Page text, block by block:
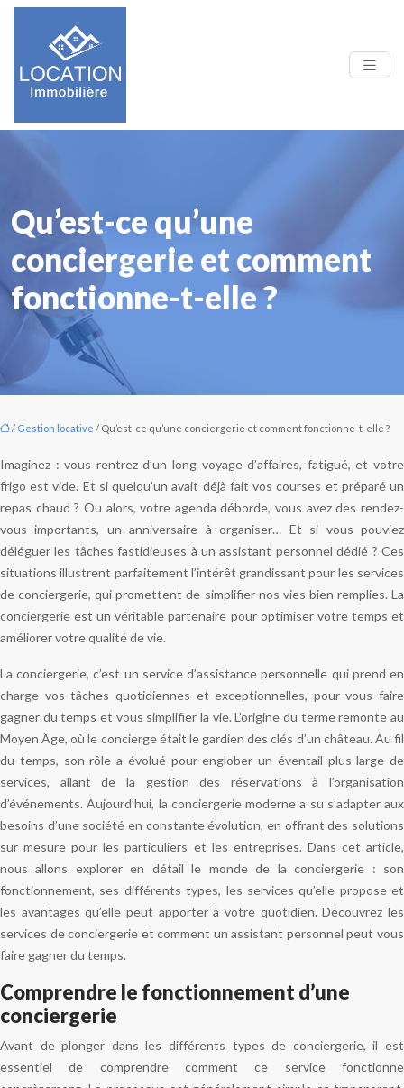
Qu’est-ce qu’une
conciergerie et comment
fonctionne-t-elle ?
/ Gestion locative / Qu’est-ce qu’une conciergerie et comment fonctionne-t-elle ?
Imaginez : vous rentrez d’un long voyage d’affaires, fatigué, et votre
frigo est vide. Et si quelqu’un avait déjà fait vos courses et préparé un
repas chaud ? Ou alors, votre agenda déborde, vous avez des rendez-
vous importants, un anniversaire à organiser… Et si vous pouviez
déléguer les tâches fastidieuses à un assistant personnel dédié ? Ces
situations illustrent parfaitement l’intérêt grandissant pour les services
de conciergerie, qui promettent de simplifier nos vies bien remplies. La
conciergerie est un véritable partenaire pour optimiser votre temps et
améliorer votre qualité de vie.
La conciergerie, c’est un service d’assistance personnelle qui prend en
charge vos tâches quotidiennes et exceptionnelles, pour vous faire
gagner du temps et vous simplifier la vie. L’origine du terme remonte au
Moyen Âge, où le concierge était le gardien des clés d’un château. Au fil
du temps, son rôle a évolué pour englober un éventail plus large de
services, allant de la gestion des réservations à l’organisation
d’événements. Aujourd’hui, la conciergerie moderne a su s’adapter aux
besoins d’une société en constante évolution, en offrant des solutions
sur mesure pour les particuliers et les entreprises. Dans cet article,
nous allons explorer en détail le monde de la conciergerie : son
fonctionnement, ses différents types, les services qu’elle propose et
les avantages qu’elle peut apporter à votre quotidien. Découvrez les
services de conciergerie et comment un assistant personnel peut vous
faire gagner du temps.
Comprendre le fonctionnement d’une
conciergerie
Avant de plonger dans les différents types de conciergerie, il est
essentiel de comprendre comment ce service fonctionne